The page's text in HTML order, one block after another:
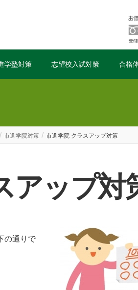
学塾対策 志望校入試対策 合格
市進学院対策 市進学院 クラスアップ対策
アップ対
の通りで